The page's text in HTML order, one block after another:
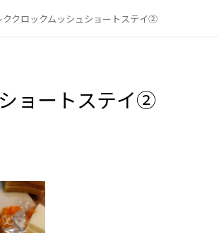
ククロックムッシュショートステイ②
ョートステイ②